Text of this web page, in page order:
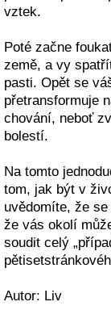
vztek.
Poté začne
země, a vy
pasti. Opět se
přetransformuje
chování, neboť
bolestí.
Na tomto
tom, jak být v
uvědomíte, že
že vás okolí
soudit celý
Autor: Liv